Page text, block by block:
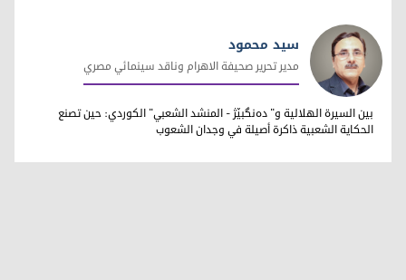
سيد محمود
سيد محمود
مدير تحرير صحيفة الاهرام وناقد سينمائي مصري
بين السيرة الهلالية و" دەنگبێژ - المنشد الشعبي" الكوردي: حين تصنع
الحكاية الشعبية ذاكرة أصيلة في وجدان الشعوب